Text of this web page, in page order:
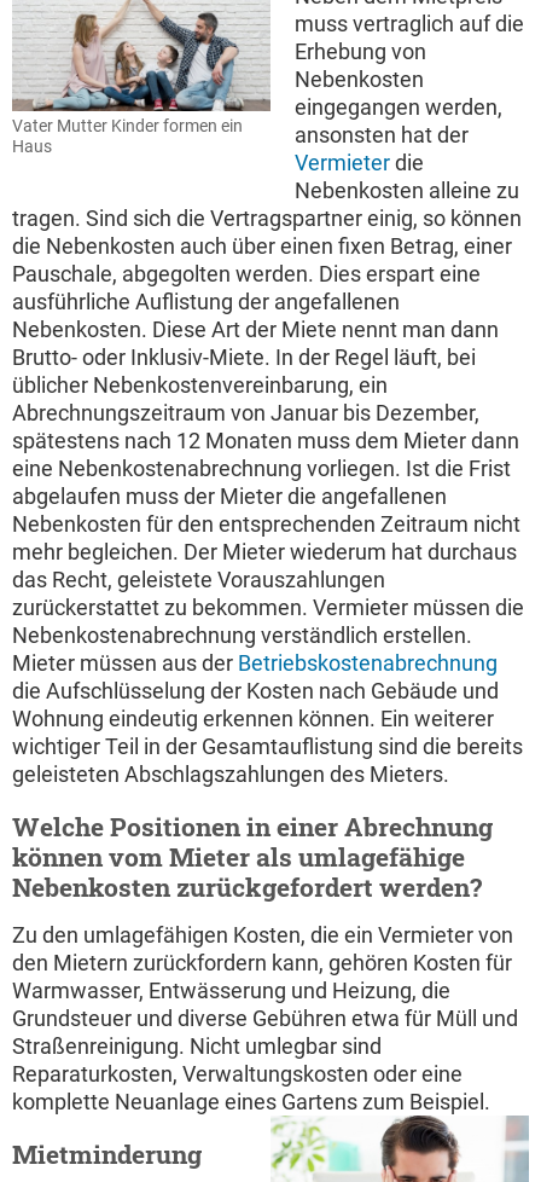
Vater Mutter Kinder formen ein
Haus
muss vertraglich auf die
Erhebung von
Nebenkosten
eingegangen werden,
ansonsten hat der
Vermieterdie
Nebenkosten alleine zu
tragen. Sind sich die Vertragspartner einig, so können
die Nebenkosten auch über einen fixen Betrag, einer
Pauschale, abgegolten werden. Dies erspart eine
ausführliche Auflistung der angefallenen
Nebenkosten. Diese Art der Miete nennt man dann
Brutto- oder Inklusiv-Miete. In der Regel läuft, bei
üblicher Nebenkostenvereinbarung, ein
Abrechnungszeitraum von Januar bis Dezember,
spätestens nach 12 Monaten muss dem Mieter dann
eine Nebenkostenabrechnung vorliegen. Ist die Frist
abgelaufen muss der Mieter die angefallenen
Nebenkosten für den entsprechenden Zeitraum nicht
mehr begleichen. Der Mieter wiederum hat durchaus
das Recht, geleistete Vorauszahlungen
zurückerstattet zu bekommen. Vermieter müssen die
Nebenkostenabrechnung verständlich erstellen.
Mieter müssen aus der Betriebskostenabrechnung
die Aufschlüsselung der Kosten nach Gebäude und
Wohnung eindeutig erkennen können. Ein weiterer
wichtiger Teil in der Gesamtauflistung sind die bereits
geleisteten Abschlagszahlungen des Mieters.
Welche Positionen in einer Abrechnung
können vom Mieter als umlagefähige
Nebenkosten zurückgefordert werden?
Zu den umlagefähigen Kosten, die ein Vermieter von
den Mietern zurückfordern kann, gehören Kosten für
Warmwasser, Entwässerung und Heizung, die
Grundsteuer und diverse Gebühren etwa für Müll und
Straßenreinigung. Nicht umlegbar sind
Reparaturkosten, Verwaltungskosten oder eine
komplette Neuanlage eines Gartens zum Beispiel.
Mietminderung